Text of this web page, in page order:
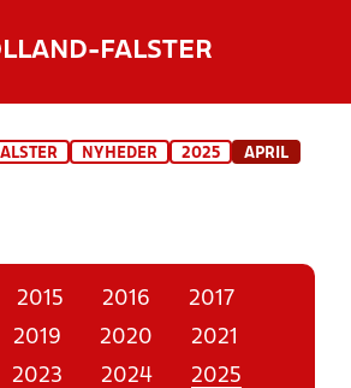
FALSTER
RESULTATER, KLUBBER OG
NYHEDER 2025 APRIL
2015 2016
2017
2019 2020
2021
2023 2024
2025